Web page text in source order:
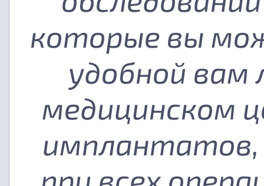
которые вы
удобной вам
медицинском